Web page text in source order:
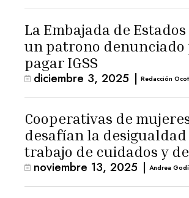
La Embajada de
un patrono denunciado
pagar IGSS
diciembre 3, 2025 | Redacción
Cooperativas de
desafían la desigualdad
trabajo de cuidados y
noviembre 13, 2025 | Andrea